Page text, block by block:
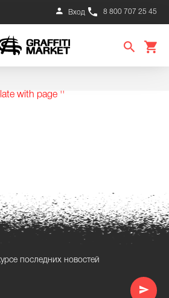
8 800 707 25 45
Вход
with page ''
последних новостей